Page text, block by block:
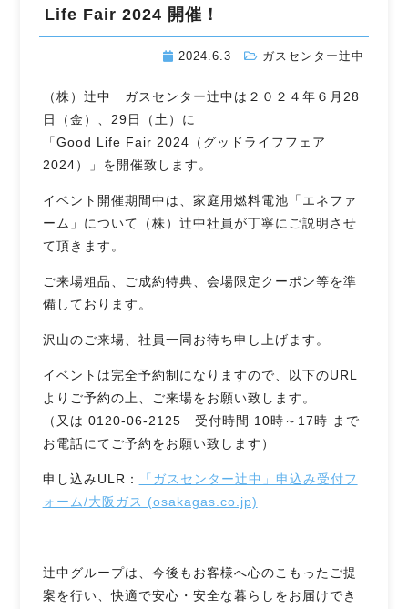
Life Fair 2024 開催！
2024.6.3 ガスセンター辻󠄀中
（株）辻󠄀中 ガスセンター辻󠄀中は２０２４年６月28
日（金）、29日（土）に
「Good Life Fair 2024（グッドライフフェア
2024）」を開催致します。
イベント開催期間中は、家庭用燃料電池「エネファ
ーム」について（株）辻󠄀中社員が丁寧にご説明させ
て頂きます。
ご来場粗品、ご成約特典、会場限定クーポン等を準
備しております。
沢山のご来場、社員一同お待ち申し上げます。
イベントは完全予約制になりますので、以下のURL
よりご予約の上、ご来場をお願い致します。
（又は 0120-06-2125 受付時間 10時～17時 まで
お電話にてご予約をお願い致します）
申し込みULR：
「ガスセンター辻中」申込み受付フ
ォーム/大阪ガス (osakagas.co.jp)
辻󠄀中グループは、今後もお客様へ心のこもったご提
案を行い、快適で安心・安全な暮らしをお届けでき